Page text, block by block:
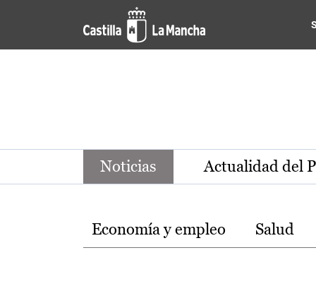
Pasar al contenido principal
Noticias de la región de
Noticias Actualidad del
Temas
Economía y empleo Salud